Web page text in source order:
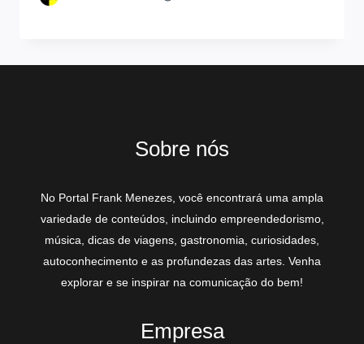
Sobre nós
No Portal Frank Menezes, você encontrará uma ampla
variedade de conteúdos, incluindo empreendedorismo,
música, dicas de viagens, gastronomia, curiosidades,
autoconhecimento e as profundezas das artes. Venha
explorar e se inspirar na comunicação do bem!
Empresa